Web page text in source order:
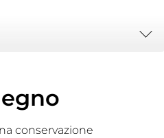
conservazione